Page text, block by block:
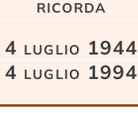
ricorda
4 luglio 1944
4 luglio 1994